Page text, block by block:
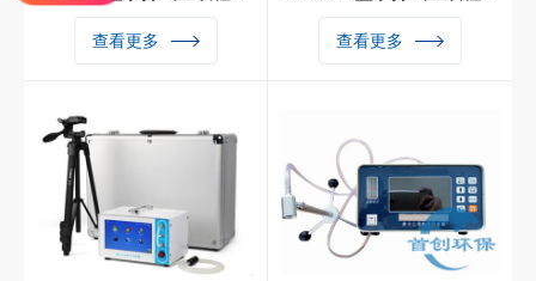
果，测试洁净环境十分便利。
尘埃粒子计数器（审计追踪）
激光尘埃粒子计数器 交直流
手持式激光尘埃粒子计数器
手持式尘埃粒子计数器 大流
量尘埃粒子计数器可通过计算
机专用软件下载存储数据。产
品广泛应用于医药、光学、化
学、食品、化妆品、电子卫
SC-3016 型手持式尘埃粒子
计数器（以下简称仪器）用于
气内的尘埃粒子大小及数目，
可直接检测洁净度等级为三十
万级至十级的洁 净环境。 本
仪器采用半导体激光光源，液
晶屏显示，其体积小、重量
轻、检测精度高、功 能操作
查看更多
Y09-3016型手持式尘埃粒子
计数器采用全半体激光传感
接观测仪器的测试情况，测试
数据可通过电脑进行分析处理
并可以保存为Excel文件的尘
埃粒子计数器。技术指标均满
足国家计量总局颁布的JJF11
查看更多